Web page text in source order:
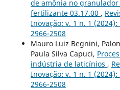
de amônia no
fertilizante 03.17.00 ,
Inovação: v. 1 n. 1
2966-2508
Mauro Luiz Begnini,
Paula Silva Capuci,
indústria de laticínios ,
Inovação: v. 1 n. 1
2966-2508